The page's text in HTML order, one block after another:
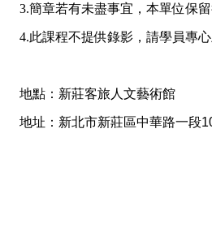
3.簡章若有未盡事宜，本單位保
4.此課程不提供錄影，請學員專心
地點：新莊客旅人文藝術館
地址：新北市新莊區中華路一段